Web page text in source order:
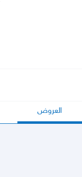
العروض